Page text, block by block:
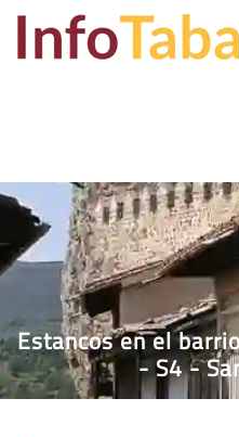
ESTANCO MÁS CERCANO
CONTACTO
Estancos en el
- S4 -